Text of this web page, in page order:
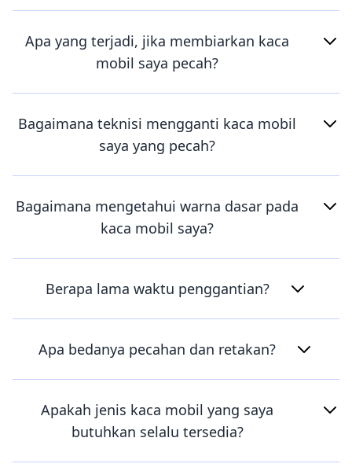
Apa yang terjadi, jika membiarkan kaca
mobil saya pecah?
Bagaimana teknisi mengganti kaca mobil
saya yang pecah?
Bagaimana mengetahui warna dasar pada
kaca mobil saya?
Berapa lama waktu penggantian?
Apa bedanya pecahan dan retakan?
Apakah jenis kaca mobil yang saya
butuhkan selalu tersedia?